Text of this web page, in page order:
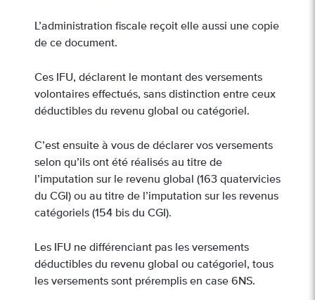
L’administration fiscale reçoit elle aussi une copie
de ce document.
Ces IFU, déclarent le montant des versements
volontaires effectués, sans distinction entre ceux
déductibles du revenu global ou catégoriel.
C’est ensuite à vous de déclarer vos versements
selon qu’ils ont été réalisés au titre de
l’imputation sur le revenu global (163 quatervicies
du CGI) ou au titre de l’imputation sur les revenus
catégoriels (154 bis du CGI).
Les IFU ne différenciant pas les versements
déductibles du revenu global ou catégoriel, tous
les versements sont préremplis en case 6NS.